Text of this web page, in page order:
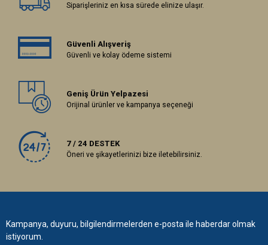
Siparişleriniz en kısa sürede elinize ulaşır.
Güvenli Alışveriş
Güvenli ve kolay ödeme sistemi
Geniş Ürün Yelpazesi
Orijinal ürünler ve kampanya seçeneği
7 / 24 DESTEK
Öneri ve şikayetlerinizi bize iletebilirsiniz.
Kampanya, duyuru, bilgilendirmelerden e-posta ile haberdar olmak
istiyorum.